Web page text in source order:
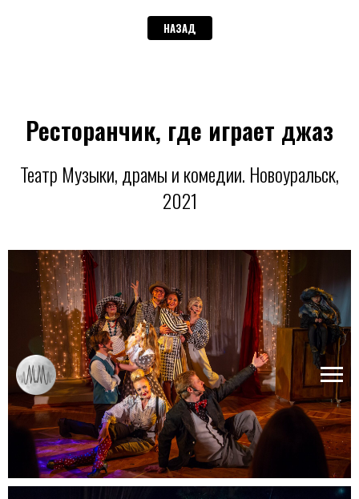
НАЗАД
Ресторанчик, где играет джаз
Театр Музыки, драмы и комедии. Новоуральск,
2021